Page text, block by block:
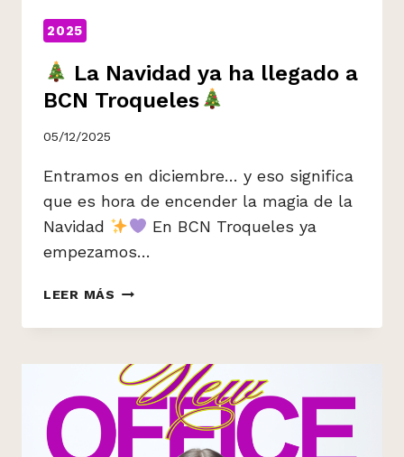
2025
La Navidad ya ha llegado a
BCN Troqueles
05/12/2025
Entramos en diciembre… y eso significa
que es hora de encender la magia de la
Navidad
En BCN Troqueles ya
empezamos…
LEER MÁS
NAVIDAD
HA
LLEGADO
BCN